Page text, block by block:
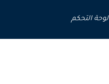
لوحة التحكم